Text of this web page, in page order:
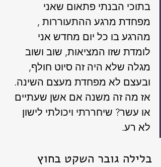
בתוכי הבנתי פתאום שאני
מפחדת מרגע ההתעוררות ,
מהרגע בו כל יום מחדש אני
לומדת שזו המציאות, שוב ושוב
מגלה שלא היה זה סיוט חולף,
ובעצם לא מפחדת מעצם השינה.
אז מה זה משנה אם אשן שעתיים
או עשר? שיחררתי ויכולתי לישון
לא רע.
בלילה גובר השקט בחוץ